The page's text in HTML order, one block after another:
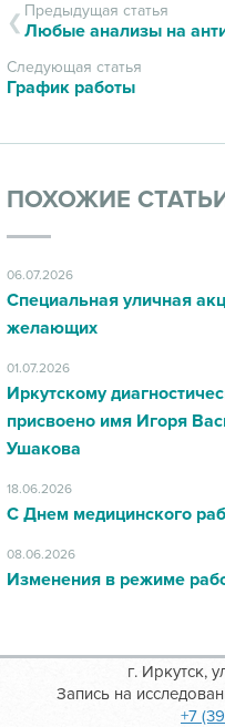
Предыдущая статья
Следующая статья
График работы
ПОХОЖИЕ
06.07.2026
Специальная уличная
желающих
01.07.2026
Иркутскому
присвоено имя Игоря
Ушакова
18.06.2026
С Днем медицинского
08.06.2026
Изменения в режиме
г. Иркутск,
Запись на
+7